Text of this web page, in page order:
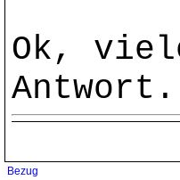
Ok,
Antwort.
Bezug